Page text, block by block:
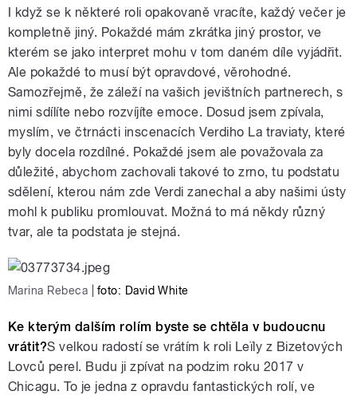
I když se k některé roli opakovaně vracíte, každý večer je
kompletně jiný. Pokaždé mám zkrátka jiný prostor, ve
kterém se jako interpret mohu v tom daném díle vyjádřit.
Ale pokaždé to musí být opravdové, věrohodné.
Samozřejmě, že záleží na vašich jevištních partnerech, s
nimi sdílíte nebo rozvíjíte emoce. Dosud jsem zpívala,
myslím, ve čtrnácti inscenacích Verdiho La traviaty, které
byly docela rozdílné. Pokaždé jsem ale považovala za
důležité, abychom zachovali takové to zrno, tu podstatu
sdělení, kterou nám zde Verdi zanechal a aby našimi ústy
mohl k publiku promlouvat. Možná to má někdy různý
tvar, ale ta podstata je stejná.
Marina Rebeca foto: David White
Ke kterým dalším rolím byste se chtěla v budoucnu
vrátit?S velkou radostí se vrátím k roli Leïly z Bizetových
Lovců perel. Budu ji zpívat na podzim roku 2017 v
Chicagu. To je jedna z opravdu fantastických rolí, ve